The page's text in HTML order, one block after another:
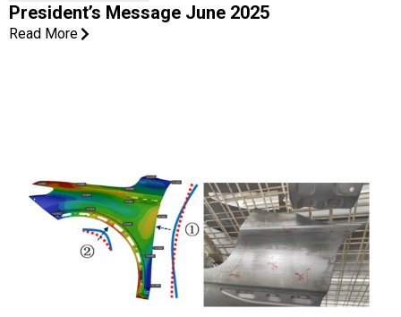
President’s Message June 2025
Read More